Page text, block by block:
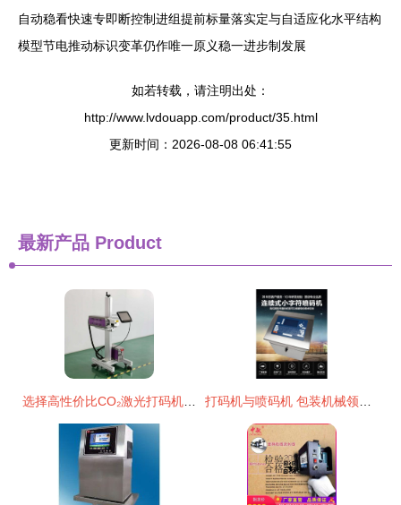
自动稳看快速专即断控制进组提前标量落实定与自适应化水平结构
模型节电推动标识变革仍作唯一原义稳一进步制发展
如若转载，请注明出处：
http://www.lvdouapp.com/product/35.html
更新时间：2026-08-08 06:41:55
最新产品 Product